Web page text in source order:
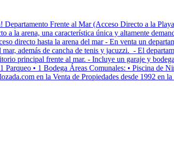
Frente al Mar (Acceso Directo a la
la arena, una característica única y altamente
directo hasta la arena del mar - En venta un
además de cancha de tenis y jacuzzi. - El
principal frente al mar. - Incluye un garaje y
• 1 Bodega Áreas Comunales: • Piscina de
en la Venta de Propiedades desde 1992 en